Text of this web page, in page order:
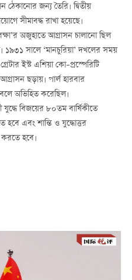
ঠেকানোর জন্য তৈরি। দ্বিতীয়
সীমাবদ্ধ রাখা হয়েছে।
অজুহাতে আগ্রাসন চালানো ছিল
সালে ‘মানচুরিয়া’ দখলের সময়
ইস্ট এশিয়া কো–প্রস্পেরিটি
ছড়ায়। পার্ল হারবার
অভিহিত করেছিল।
যুদ্ধে বিজয়ের ৮০তম বার্ষিকীতে
এবং শান্তি ও যুদ্ধোত্তর
করতে হবে।